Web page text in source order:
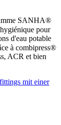
SANHA®
pour
d'eau potable
à combipress®
ACR et bien